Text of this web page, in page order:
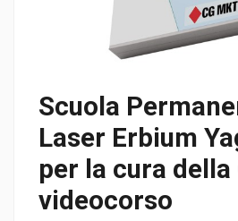
Scuola
Laser Erbium
per la cura della
videocorso